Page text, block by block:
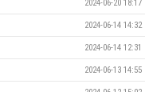
2024-06-20 18:17
2024-06-14 14:32
2024-06-14 12:31
2024-06-13 14:55